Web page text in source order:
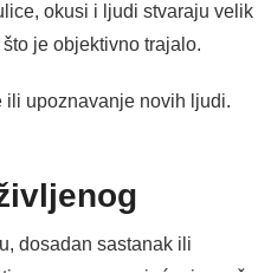
okusi i ljudi stvaraju velik
je objektivno trajalo.
ili upoznavanje novih ljudi.
dosadan sastanak ili